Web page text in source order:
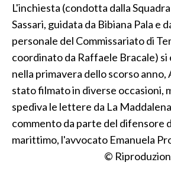
PUBBLICITÀ
SPIAGGE
STORE
L'inchiesta (condotta dalla
Sassari, guidata da Bibiana Pala e
personale del Commissariato di
coordinato da Raffaele Bracale) si
nella primavera dello scorso anno,
stato filmato in diverse occasioni,
spediva le lettere da La
commento da parte del difensore
marittimo, l'avvocato Emanuela
©